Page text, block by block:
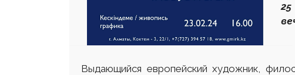
Выдающийся европейский художник,